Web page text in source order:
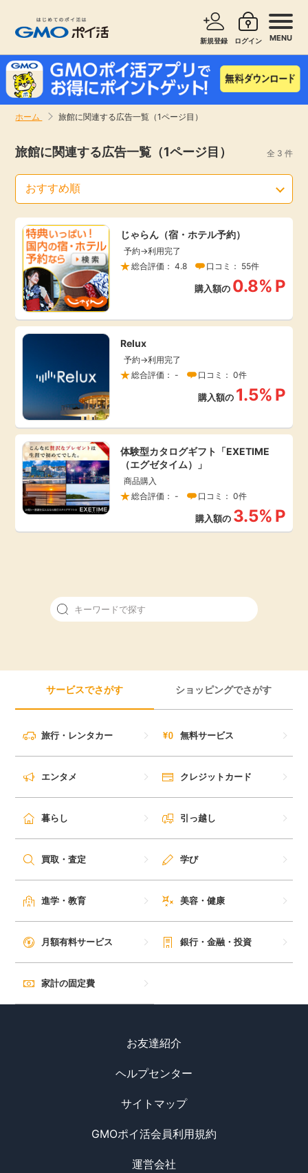
新規登録 ログイン MENU
ホーム 旅館に関連する広告一覧（1ページ目）
無料
即日還元
アンケート
ゲーム
買い物
モニター
ポイ活お得情報
特集一覧
ヘルプセンター
サービスで探す ショッピングで探す
旅行・レンタカー
無料サービス
エンタメ
クレジットカード
暮らし
引っ越し
学び
進学・教育
美容・健康
月額有料サービス
旅館に関連する広告一覧（1ページ目） 全 3 件
じゃらん（宿・ホテル予約）
予約→利用完了
総合評価： 4.8
口コミ： 55件
購入額の 0.8% P
Relux
予約→利用完了
総合評価： -
口コミ： 0件
購入額の 1.5% P
体験型カタログギフト「EXETIME
（エグゼタイム）」
商品購入
総合評価： -
口コミ： 0件
購入額の 3.5% P
サービスでさがす ショッピングでさがす
旅行・レンタカー 無料サービス
エンタメ クレジットカード
暮らし 引っ越し
買取・査定 学び
進学・教育 美容・健康
月額有料サービス 銀行・金融・投資
家計の固定費
お友達紹介
ヘルプセンター
サイトマップ
GMOポイ活会員利用規約
運営会社